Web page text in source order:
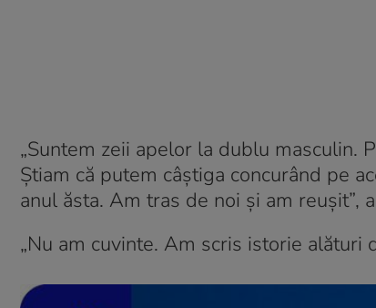
„Suntem zeii apelor la dublu masculin.
Știam că putem câștiga concurând pe
anul ăsta. Am tras de noi și am reușit”,
„Nu am cuvinte. Am scris istorie alături